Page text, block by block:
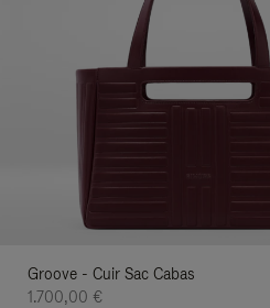
Groove - Cuir Sac Cabas
1.700,00 €